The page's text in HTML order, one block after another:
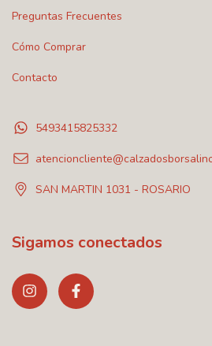
Preguntas Frecuentes
Cómo Comprar
Contacto
5493415825332
SAN MARTIN 1031 - ROSARIO
Sigamos conectados